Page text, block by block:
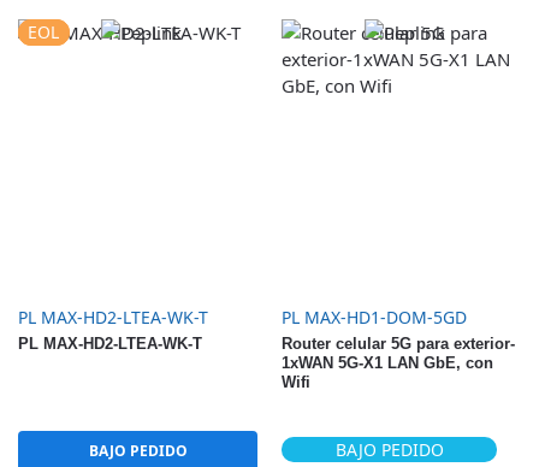
EOL
EOL
PL MAX-HD2-LTEA-WK-T
PL MAX-HD2-LTEA-WK-T
BAJO PEDIDO
BAJO PEDIDO
PL MAX-HD1-DOM-5GD
Router celular 5G para exterior-
1xWAN 5G-X1 LAN GbE, con
Wifi
BAJO PEDIDO